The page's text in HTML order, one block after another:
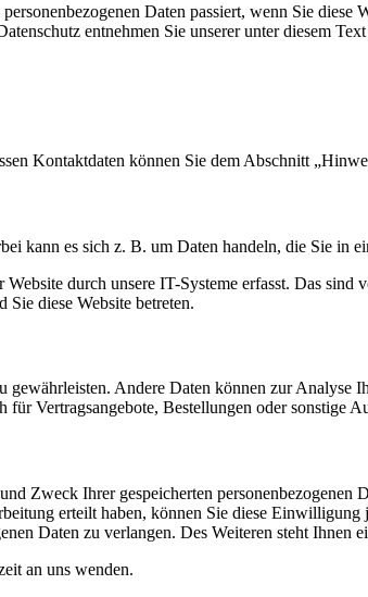
Daten passiert, wenn Sie diese
entnehmen Sie unserer unter diesem
Kontaktdaten können Sie dem Abschnitt
kann es sich z. B. um Daten handeln, die Sie in
durch unsere IT-Systeme erfasst. Das
diese Website betreten.
Andere Daten können zur Analyse
Vertragsangebote, Bestellungen oder sonstige
Zweck Ihrer gespeicherten personenbezogenen
erteilt haben, können Sie diese
Daten zu verlangen. Des Weiteren steht Ihnen
an uns wenden.